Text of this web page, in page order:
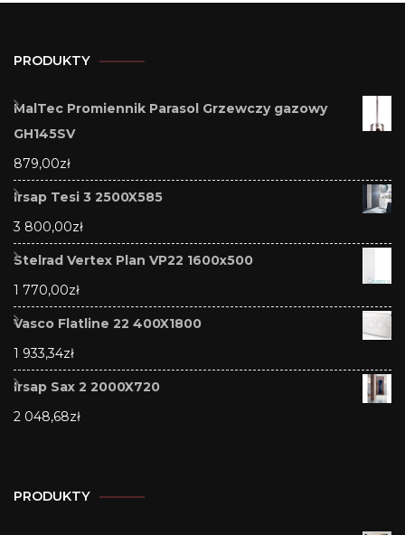
PRODUKTY
MalTec Promiennik Parasol Grzewczy gazowy
GH145SV
879,00zł
Irsap Tesi 3 2500X585
3 800,00zł
Stelrad Vertex Plan VP22 1600x500
1 770,00zł
Vasco Flatline 22 400X1800
1 933,34zł
Irsap Sax 2 2000X720
2 048,68zł
PRODUKTY